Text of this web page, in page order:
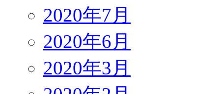
2020年7月
2020年6月
2020年3月